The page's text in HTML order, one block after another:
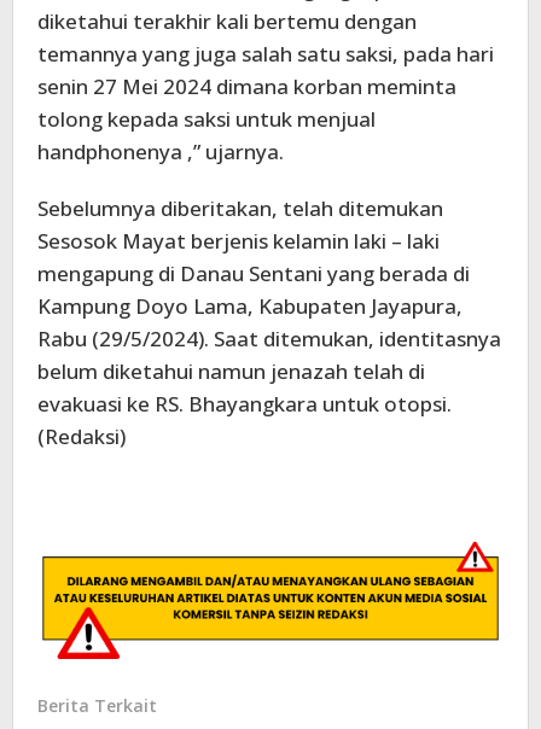
diketahui terakhir kali bertemu dengan
temannya yang juga salah satu saksi, pada hari
senin 27 Mei 2024 dimana korban meminta
tolong kepada saksi untuk menjual
handphonenya ,” ujarnya.
Sebelumnya diberitakan, telah ditemukan
Sesosok Mayat berjenis kelamin laki – laki
mengapung di Danau Sentani yang berada di
Kampung Doyo Lama, Kabupaten Jayapura,
Rabu (29/5/2024). Saat ditemukan, identitasnya
belum diketahui namun jenazah telah di
evakuasi ke RS. Bhayangkara untuk otopsi.
(Redaksi)
Berita Terkait